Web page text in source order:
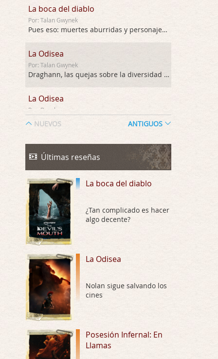
La boca del diablo
Por: Talan Gwynek
Pues eso: muertes aburridas y personajes p …
La Odisea
Por: Talan Gwynek
Draghann, las quejas sobre la diversidad s …
La Odisea
Por: Draghann
No sé si entrar en polémicas con respect …
Trance
Por: Luar
Buena película, buen director y buenos ac …
El señor de las moscas
Por: Luar
Dudaba en ver la serie, una serie de 4 cap …
Hungry
Por: Croc
Las 10 películas gore de Almas
Oscuras
Por: JORDI CRUYFF
Possession
Por: Chupasangre
Mi opinión en su día. Su duracion me ha …
NUEVOS ANTIGUOS
Últimas reseñas
La boca del diablo
¿Tan complicado es hacer
algo decente?
La Odisea
Nolan sigue salvando los
cines
Posesión Infernal: En
Llamas